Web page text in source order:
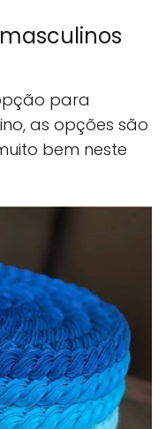
para
as opções são
bem neste